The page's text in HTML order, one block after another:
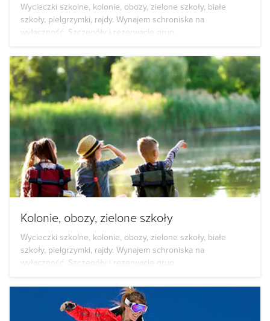
Wycieczki szkolne, kolonie, obozy, zielone szkoły, białe
szkoły, pielgrzymki, rajdy. Wynajem schroniska na
wyłączność. Szczegóły i rezerwacje grup...
Kolonie, obozy, zielone szkoły
Wycieczki szkolne, kolonie, obozy, zielone szkoły, białe
szkoły, pielgrzymki, rajdy. Wynajem schroniska na
wyłączność. Szczegóły i rezerwacje grup...